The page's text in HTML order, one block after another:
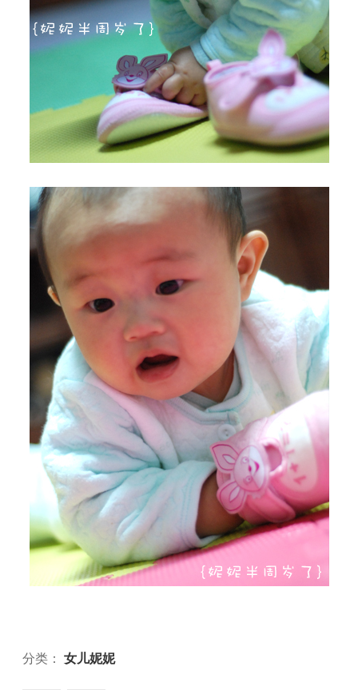
分类： 女儿妮妮